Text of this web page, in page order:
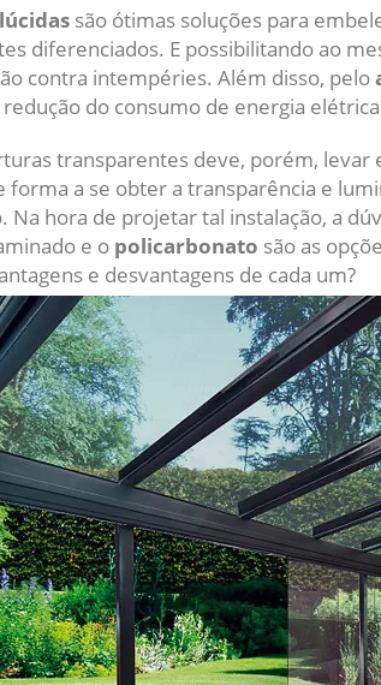
são ótimas soluções para
diferenciados. E possibilitando ao
contra intempéries. Além disso, pelo
do consumo de energia
transparentes deve, porém, levar
forma a se obter a transparência e
hora de projetar tal instalação, a
e o policarbonato são as
e desvantagens de cada um?